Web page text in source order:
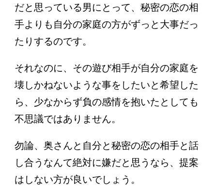
だと思っている男にとって、秘密の恋の相
手よりも自分の家庭の方がずっと大事だっ
たりするのです。
それなのに、その遊び相手が自分の家庭を
壊しかねないような事をしたいと希望した
ら、少なからず負の感情を抱いたとしても
不思議ではありません。
勿論、奥さんと自分と秘密の恋の相手と話
し合うなんて絶対に嫌だと思うなら、提案
はしない方が良いでしょう。